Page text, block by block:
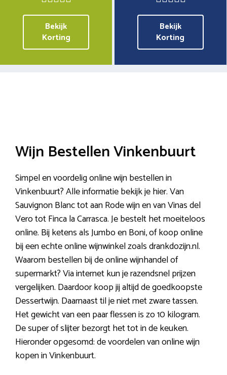
Bekijk
Korting
Bekijk
Korting
Wijn Bestellen Vinkenbuurt
Simpel en voordelig online wijn bestellen in
Vinkenbuurt? Alle informatie bekijk je hier. Van
Sauvignon Blanc tot aan Rode wijn en van Vinas del
Vero tot Finca la Carrasca. Je bestelt het moeiteloos
online. Bij ketens als Jumbo en Boni, of koop online
bij een echte online wijnwinkel zoals drankdozijn.nl.
Waarom bestellen bij de online wijnhandel of
supermarkt? Via internet kun je razendsnel prijzen
vergelijken. Daardoor koop jij altijd de goedkoopste
Dessertwijn. Daarnaast til je niet met zware tassen.
Het gewicht van een paar flessen is zo 10 kilogram.
De super of slijter bezorgt het tot in de keuken.
Hieronder opgesomd: de voordelen van online wijn
kopen in Vinkenbuurt.